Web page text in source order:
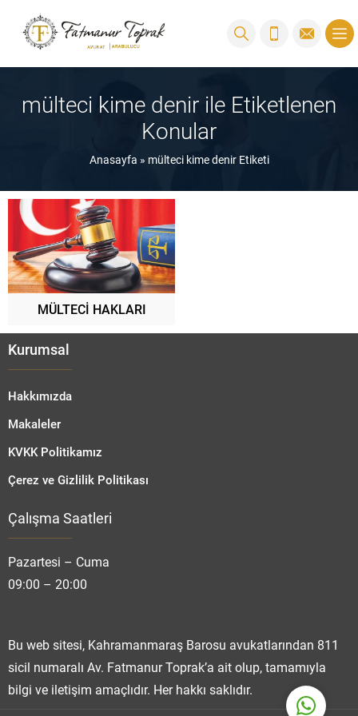
mülteci kime denir ile Etiketlenen
Konular
Anasayfa » mülteci kime denir Etiketi
MÜLTECİ HAKLARI
Kurumsal
Hakkımızda
Makaleler
KVKK Politikamız
Çerez ve Gizlilik Politikası
Çalışma Saatleri
Pazartesi – Cuma
09:00 – 20:00
Bu web sitesi, Kahramanmaraş Barosu avukatlarından 811
sicil numaralı Av. Fatmanur Toprak’a ait olup, tamamıyla
bilgi ve iletişim amaçlıdır. Her hakkı saklıdır.
Cevap Yaz